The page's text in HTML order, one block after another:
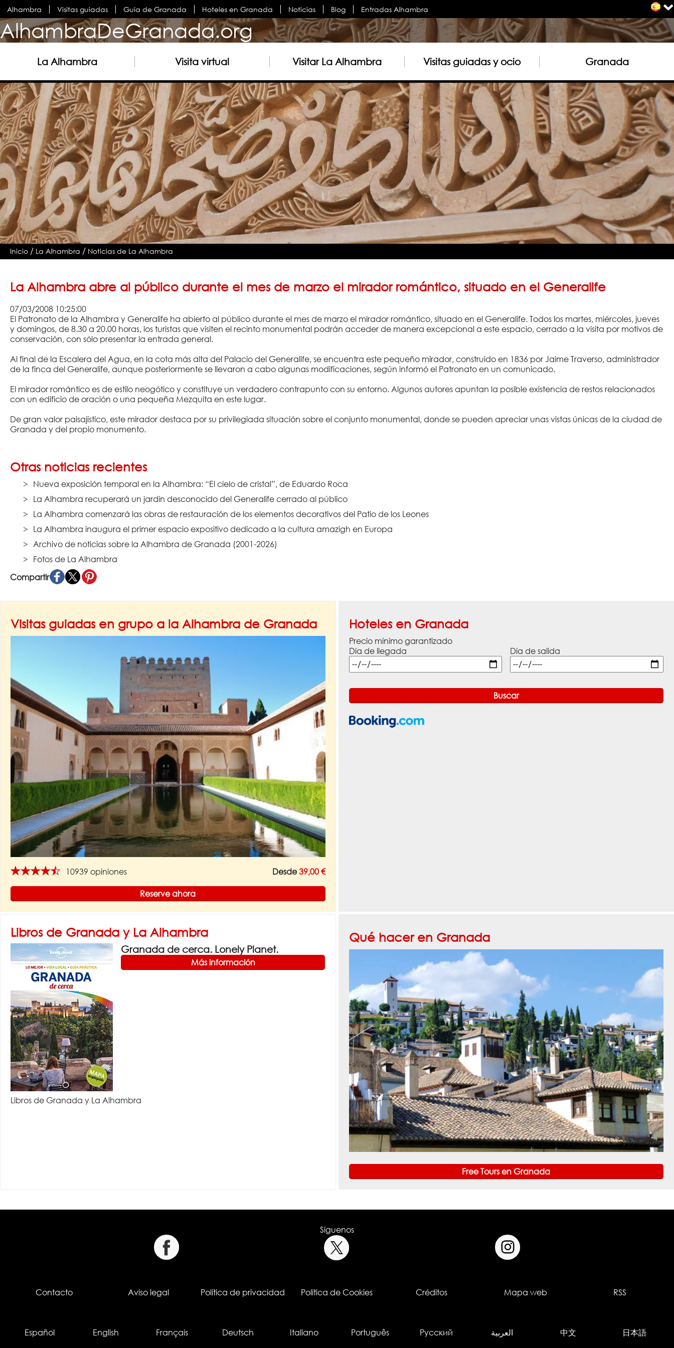
Alhambra Visitas guiadas Guía de Granada Hoteles en Granada Noticias Blog Entradas Alhambra
AlhambraDeGranada.org
La Alhambra Visita virtual Visitar La Alhambra Visitas guiadas y ocio Granada
Inicio / La Alhambra / Noticias de La Alhambra
La Alhambra abre al público durante el mes de marzo el mirador romántico, situado en el Generalife
07/03/2008 10:25:00
El Patronato de la Alhambra y Generalife ha abierto al público durante el mes de marzo el mirador romántico, situado en el Generalife. Todos los martes, miércoles, jueves
y domingos, de 8.30 a 20.00 horas, los turistas que visiten el recinto monumental podrán acceder de manera excepcional a este espacio, cerrado a la visita por motivos de
conservación, con sólo presentar la entrada general.
Al final de la Escalera del Agua, en la cota más alta del Palacio del Generalife, se encuentra este pequeño mirador, construido en 1836 por Jaime Traverso, administrador
de la finca del Generalife, aunque posteriormente se llevaron a cabo algunas modificaciones, según informó el Patronato en un comunicado.
El mirador romántico es de estilo neogótico y constituye un verdadero contrapunto con su entorno. Algunos autores apuntan la posible existencia de restos relacionados
con un edificio de oración o una pequeña Mezquita en este lugar.
De gran valor paisajístico, este mirador destaca por su privilegiada situación sobre el conjunto monumental, donde se pueden apreciar unas vistas únicas de la ciudad de
Granada y del propio monumento.
Otras noticias recientes
Nueva exposición temporal en la Alhambra: “El cielo de cristal”, de Eduardo Roca
La Alhambra recuperará un jardín desconocido del Generalife cerrado al público
La Alhambra comenzará las obras de restauración de los elementos decorativos del Patio de los Leones
La Alhambra inaugura el primer espacio expositivo dedicado a la cultura amazigh en Europa
Archivo de noticias sobre la Alhambra de Granada (2001-2026)
Fotos de La Alhambra
Compartir
Visitas guiadas en grupo a la Alhambra de Granada
★★★★★ 10939 opiniones Desde39,00 €
Reserve ahora
Hoteles en Granada
Precio mínimo garantizado
Día de llegada
Día de salida
Libros de Granada y La Alhambra
Granada de cerca. Lonely Planet.
Más información
Libros de Granada y La Alhambra
Qué hacer en Granada
Free Tours en Granada
Síguenos
Contacto Aviso legal Política de privacidad Política de Cookies Créditos Mapa web RSS
Español English Français Deutsch Italiano Português Русский العربية 中文 日本語